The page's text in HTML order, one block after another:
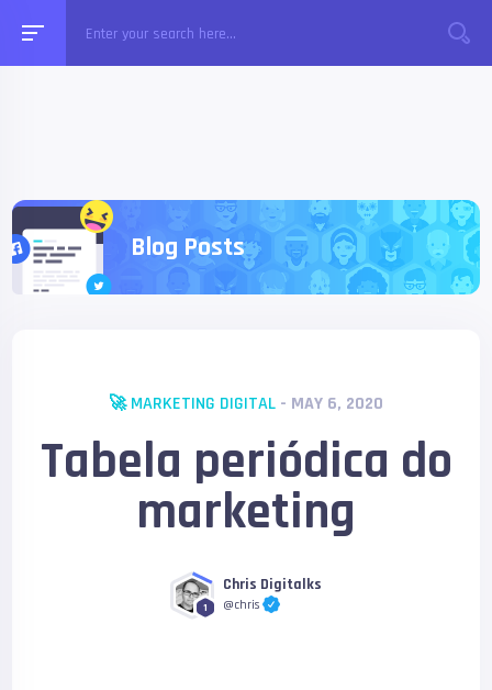
Blog Posts
🚀 MARKETING DIGITAL - MAY 6, 2020
Tabela periódica do
marketing
1
Chris Digitalks
@chris